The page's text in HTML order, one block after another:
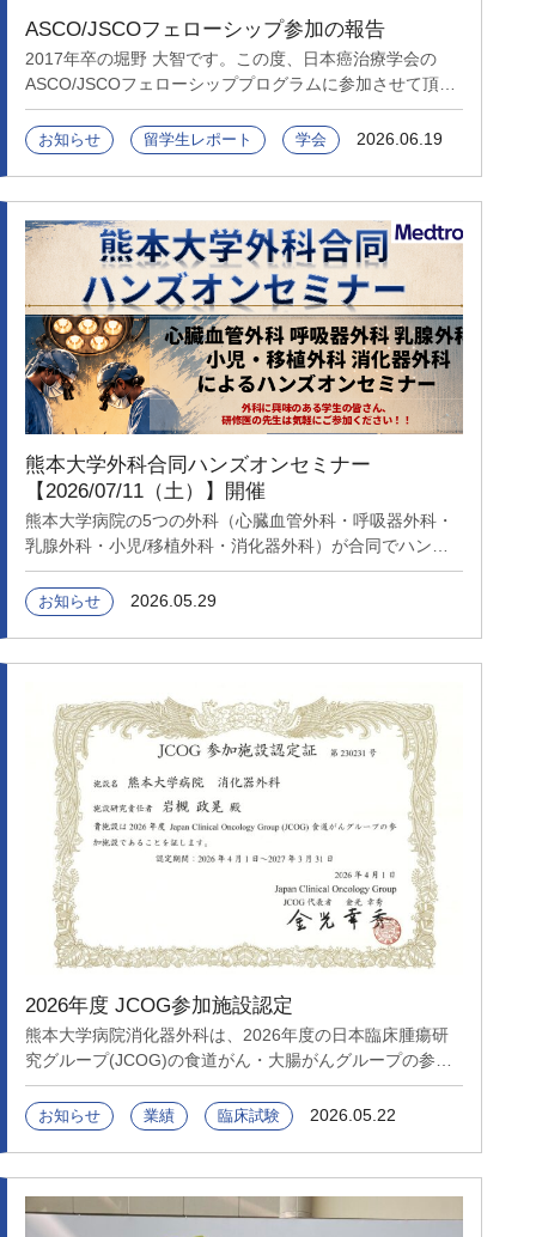
ASCO/JSCOフェローシップ参加の報告
2017年卒の堀野 大智です。この度、日本癌治療学会の
ASCO/JSCOフェローシッププログラムに参加させて頂き
ました。 2026年5月29日〜6月2日にアメリカ合衆国・シ
カゴでASCO Meetingに出席し、その後6月3日〜9日の1週
間シカゴ大学外科でオブザーバーシップの機会を頂きまし
た。 ASCO Meetingは4万人が参加する世界最大規模のも
ので、改めてそのスケールに驚きました。大規模なプレナ
リーセッション、様々な教育セッション、その他に数多く
の臨床試験の結果がポスターで発表が行われており、最先
端の知識を得ることができました。 シカゴ大学外科では
消化器外科の手術・外来・病棟・内視鏡・研究室を見学さ
せて頂き、日米の手術手技や医療制度、医学部卒業後の外
科医教育システムの類似点・相違点を多く学ぶことができ
ました。プログラム全体を通して、米国内外の多くの腫瘍
内科医、外科医、研究者の方々と直接お話でき、ネットワ
ークを広げることができたと感じております。 このよう
な機会を頂き改めて感謝申し上げます。
お知らせ 留学生レポート 学会 2026.06.19
熊本大学外科合同ハンズオンセミナー
【2026/07/11（土）】開催
熊本大学病院の5つの外科（心臓血管外科・呼吸器外科・
乳腺外科・小児/移植外科・消化器外科）が合同でハンズ
オンセミナーを開催します。今回のセミナーでは、ロボッ
ト手術シミュレーターや胸腔鏡・腹腔鏡シミュレーターの
操作体験はもちろん、実際の臓器モデルに触れたり、超音
は、ぜひ気軽にご参加ください。概要日時: 2026年7月11
日（土）13:30 受付開始 / 14:00 セミナー開始17:40 イベ
ント終了18:30〜 懇親会場所: 熊本大学病院 中央診療棟 7
階対象: 医学生、研修医の先生定員: あり（先着順）お申し
込み:ポスター内のQRコード、またはリンク
（https://forms.gle/we4wxgryLzBGJT3r6）から参加フォ
ームに回答してください。締め切り: 6月19日（金）まで
※定員あり皆さんのご参加を、熊本大学外科一同、心より
お待ちしています！
お知らせ 2026.05.29
2026年度 JCOG参加施設認定
熊本大学病院消化器外科は、2026年度の日本臨床腫瘍研
究グループ(JCOG)の食道がん・大腸がんグループの参加
施設です。多施設共同研究グループによる臨床試験に参画
し、患者さんに対する標準治療・診断方法などの最善の医
お知らせ 業績 臨床試験 2026.05.22